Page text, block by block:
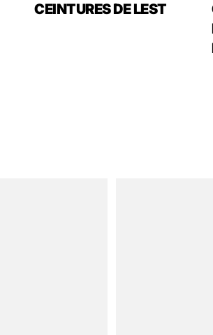
CEINTURES DE LEST